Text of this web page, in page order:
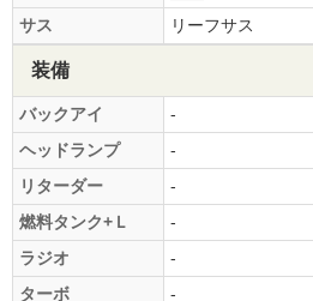
サス
リーフサス
装備
バックアイ
-
ヘッドランプ
-
リターダー
-
燃料タンク+Ｌ
-
ラジオ
-
ターボ
-